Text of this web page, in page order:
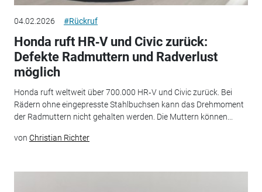
04.02.2026 #Rückruf
Honda ruft HR‑V und Civic zurück:
Defekte Radmuttern und Radverlust
möglich
Honda ruft weltweit über 700.000 HR‑V und Civic zurück. Bei
Rädern ohne eingepresste Stahlbuchsen kann das Drehmoment
der Radmuttern nicht gehalten werden. Die Muttern können...
von Christian Richter